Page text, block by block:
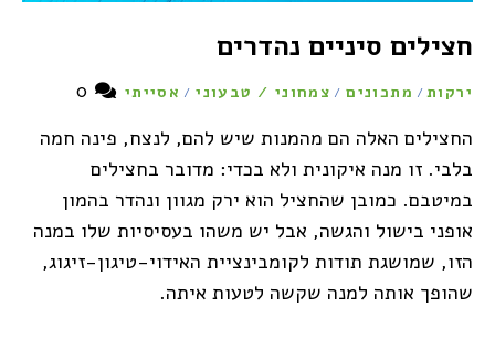
חצילים סיניים נהדרים
ירקות / מתכונים / צמחוני / טבעוני / אסייתי
החצילים האלה הם מהמנות שיש להם, לנצח, פינה חמה
בלבי. זו מנה איקונית ולא בכדי: מדובר בחצילים
במיטבם. כמובן שהחציל הוא ירק מגוון ונהדר בהמון
אופני בישול והגשה, אבל יש משהו בעסיסיות שלו במנה
הזו, שמושגת תודות לקומבינציית האידוי-טיגון-זיגוג,
שהופך אותה למנה שקשה לטעות איתה.